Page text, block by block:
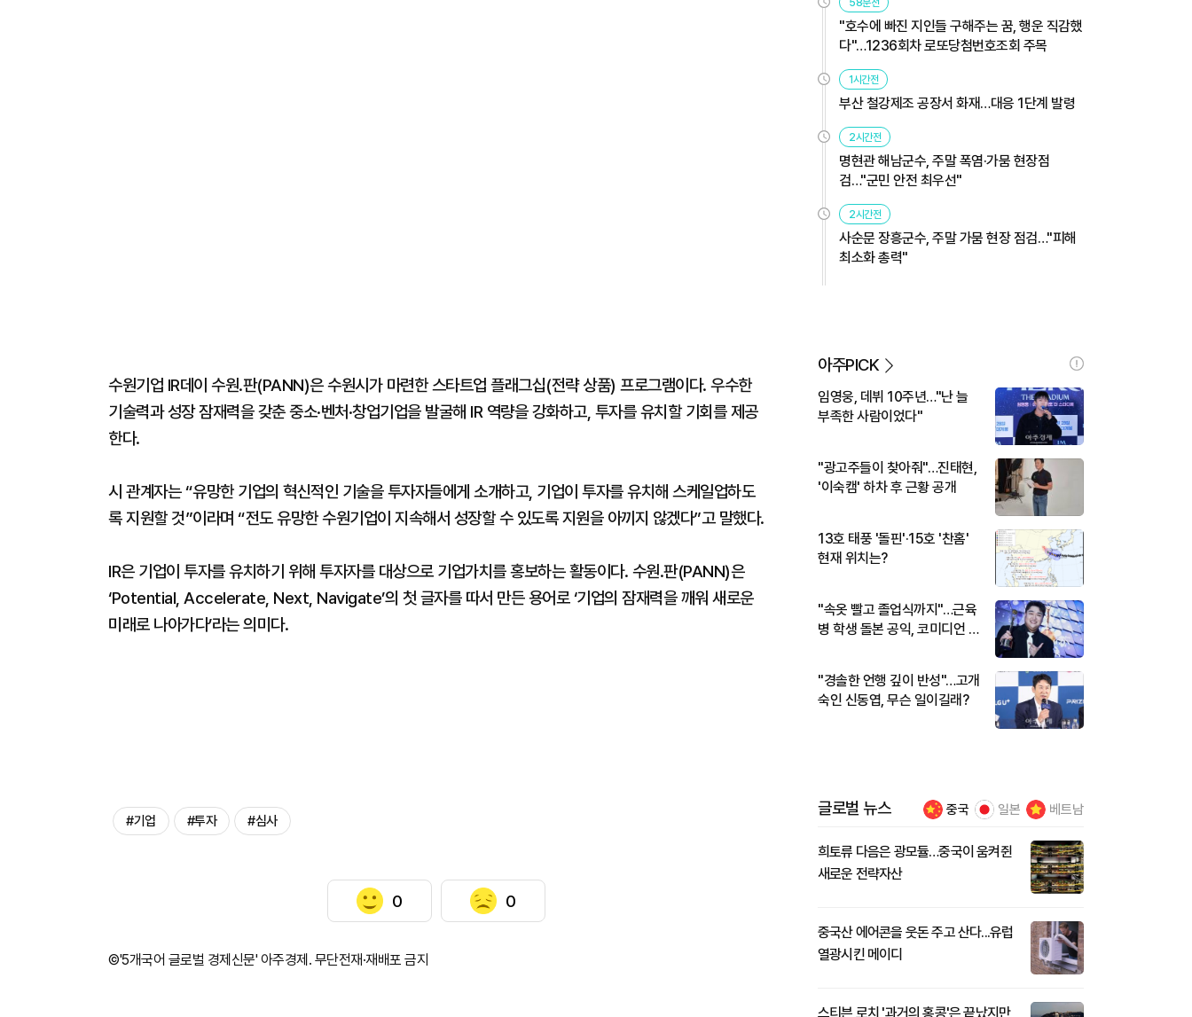
수원기업 IR데이 수원.판(PANN)은 수원시가 마련한 스타트업 플래그십(전략 상품) 프로그램이다. 우수한
기술력과 성장 잠재력을 갖춘 중소·벤처·창업기업을 발굴해 IR 역량을 강화하고, 투자를 유치할 기회를 제공
한다.
시 관계자는 “유망한 기업의 혁신적인 기술을 투자자들에게 소개하고, 기업이 투자를 유치해 스케일업하도
록 지원할 것”이라며 “전도 유망한 수원기업이 지속해서 성장할 수 있도록 지원을 아끼지 않겠다”고 말했다.
IR은 기업이 투자를 유치하기 위해 투자자를 대상으로 기업가치를 홍보하는 활동이다. 수원.판(PANN)은
‘Potential, Accelerate, Next, Navigate’의 첫 글자를 따서 만든 용어로 ‘기업의 잠재력을 깨워 새로운
미래로 나아가다’라는 의미다.
#기업 #투자 #심사
0 0
©'5개국어 글로벌 경제신문' 아주경제. 무단전재·재배포 금지
58분전
"호수에 빠진 지인들 구해주는 꿈, 행운 직감했
다"…1236회차 로또당첨번호조회 주목
1시간전
부산 철강제조 공장서 화재…대응 1단계 발령
2시간전
명현관 해남군수, 주말 폭염·가뭄 현장점
검…"군민 안전 최우선"
2시간전
사순문 장흥군수, 주말 가뭄 현장 점검…"피해
최소화 총력"
아주PICK
임영웅, 데뷔 10주년…"난 늘
부족한 사람이었다"
"광고주들이 찾아줘"…진태현,
'이숙캠' 하차 후 근황 공개
13호 태풍 '돌핀'·15호 '찬홈'
현재 위치는?
"속옷 빨고 졸업식까지"…근육
병 학생 돌본 공익, 코미디언 김
"경솔한 언행 깊이 반성"…고개
숙인 신동엽, 무슨 일이길래?
글로벌 뉴스 중국 일본 베트남
희토류 다음은 광모듈…중국이 움켜쥔
새로운 전략자산
중국산 에어콘을 웃돈 주고 산다...유럽
열광시킨 메이디
스티븐 로치 '과거의 홍콩'은 끝났지만